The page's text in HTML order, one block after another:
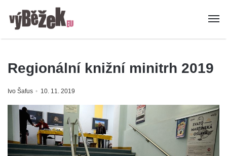
Regionální knižní minitrh 2019
Ivo Šafus 10. 11. 2019